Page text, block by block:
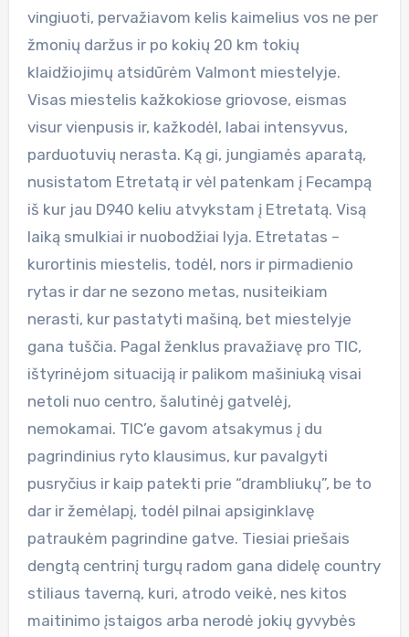
vingiuoti, pervažiavom kelis kaimelius vos ne per
žmonių daržus ir po kokių 20 km tokių
klaidžiojimų atsidūrėm Valmont miestelyje.
Visas miestelis kažkokiose griovose, eismas
visur vienpusis ir, kažkodėl, labai intensyvus,
parduotuvių nerasta. Ką gi, jungiamės aparatą,
nusistatom Etretatą ir vėl patenkam į Fecampą
iš kur jau D940 keliu atvykstam į Etretatą. Visą
laiką smulkiai ir nuobodžiai lyja. Etretatas –
kurortinis miestelis, todėl, nors ir pirmadienio
rytas ir dar ne sezono metas, nusiteikiam
nerasti, kur pastatyti mašiną, bet miestelyje
gana tuščia. Pagal ženklus pravažiavę pro TIC,
ištyrinėjom situaciją ir palikom mašiniuką visai
netoli nuo centro, šalutinėj gatvelėj,
nemokamai. TIC’e gavom atsakymus į du
pagrindinius ryto klausimus, kur pavalgyti
pusryčius ir kaip patekti prie “drambliukų”, be to
dar ir žemėlapį, todėl pilnai apsiginklavę
patraukėm pagrindine gatve. Tiesiai priešais
dengtą centrinį turgų radom gana didelę country
stiliaus taverną, kuri, atrodo veikė, nes kitos
maitinimo įstaigos arba nerodė jokių gyvybės